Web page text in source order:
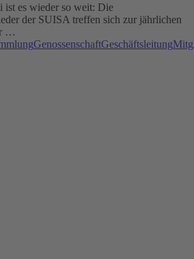
ist es wieder so weit: Die
der SUISA treffen sich zur jährlichen
…
GenossenschaftGeschäftsleitung